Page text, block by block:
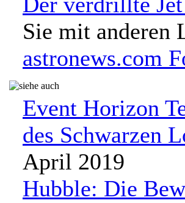
Sie mit anderen
astronews.com
Event Horizon
des Schwarzen
April 2019
Hubble: Die